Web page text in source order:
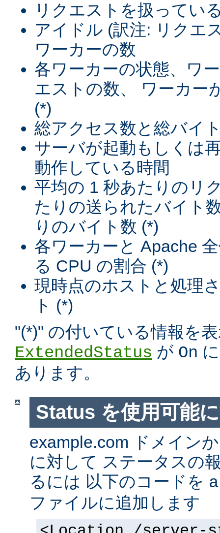
リクエストを扱ってい
アイドル (訳注: リクエ
ワーカーの数
各ワーカーの状態、ワ
エストの数、 ワーカー
(*)
総アクセス数と総バイ
サーバが起動もしくは
動作している時間
平均の 1 秒あたりのリ
たりの送られたバイト
りのバイト数 (*)
各ワーカーと Apache
る CPU の割合 (*)
現時点のホストと処理
ト (*)
"(*)" の付いている情報を
ExtendedStatus が On
あります。
Status を使用可能
example.com ドメイン
に対して ステータスの
るには 以下のコードを
ファイルに追加します